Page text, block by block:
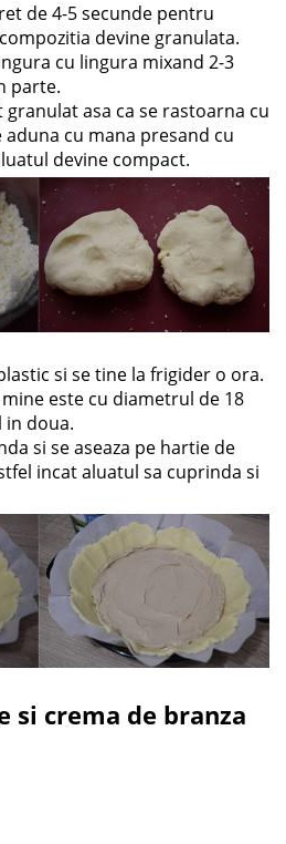
de 4-5 secunde pentru
devine granulata.
cu lingura mixand 2-3
parte.
asa ca se rastoarna cu
cu mana presand cu
devine compact.
si se tine la frigider o ora.
este cu diametrul de 18
doua.
si se aseaza pe hartie de
incat aluatul sa cuprinda si
si crema de branza